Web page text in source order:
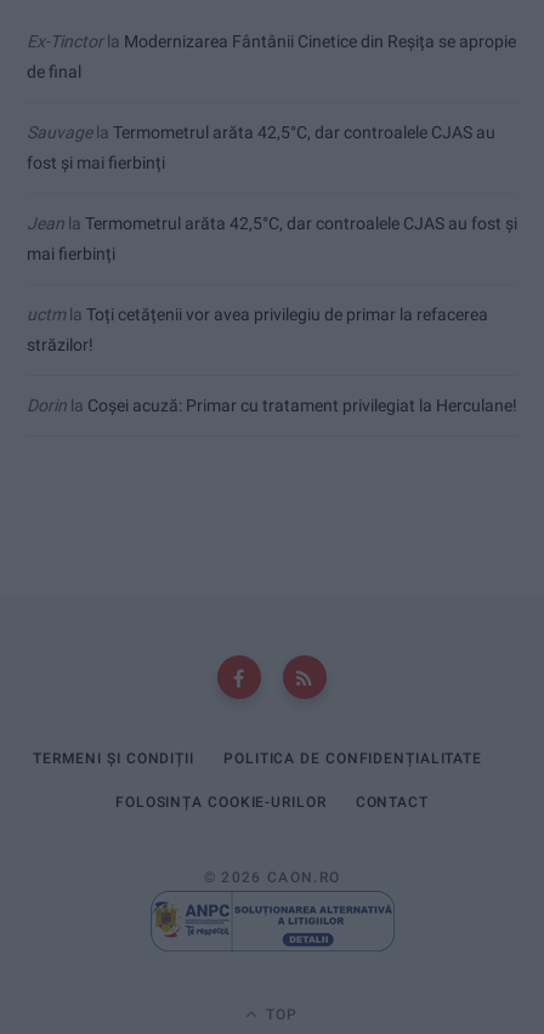
Ex-Tinctorla Modernizarea Fântânii Cinetice din Reșița se apropie
de final
Sauvagela Termometrul arăta 42,5°C, dar controalele CJAS au
fost și mai fierbinți
Jean la Termometrul arăta 42,5°C, dar controalele CJAS au fost și
mai fierbinți
uctmla Toți cetățenii vor avea privilegiu de primar la refacerea
străzilor!
Dorin la Coșei acuză: Primar cu tratament privilegiat la Herculane!
TERMENI ȘI CONDIȚII POLITICA DE CONFIDENȚIALITATE
FOLOSINȚA COOKIE-URILOR CONTACT
© 2026 CAON.RO
TOP